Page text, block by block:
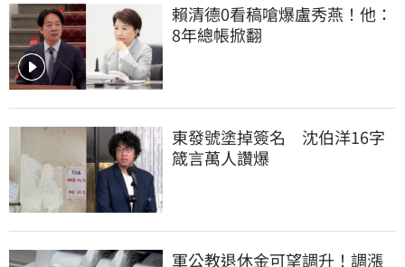
賴清德0看稿嗆爆盧秀燕！他：
8年總帳掀翻
東發號塗掉簽名　沈伯洋16字
箴言萬人讚爆
軍公教退休金可望調升！調漲